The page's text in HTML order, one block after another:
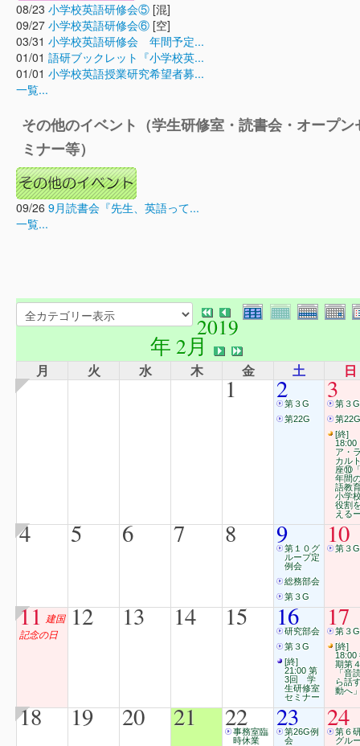
08/23 小学校英語研修会⑤ [混]
09/27 小学校英語研修会⑥ [空]
03/31 小学校英語研修会 年間予定...
01/01 語研ブックレット『小学校英...
01/01 小学校英語授業研究希望者募...
一覧...
その他のイベント（学生研修室・読書会・オープン
ミナー等）
09/26 9月読書会『先生、英語って...
一覧...
2019
年 2月
月 火 水 木 金 土 日
1 2第３G
第22G
3第３G
第22G
[終]
18:00
ア・
カル
座⑩
年間
語教
小学
役割
える
4 5 6 7 8 9第１０グ
ループ定
例会
総務部会
第３G
10
第３G
11 建国
記念の日
12 13 14 15 16
研究部会
第３G
[終]
21:00 第
3回 学
生研修室
セミナー
17
第３G
[終]
18:00
期第
「音
ら話
動へ
18 19 20 21 22
事務室臨
時休業
23
第26G例
会
24
第６
グル